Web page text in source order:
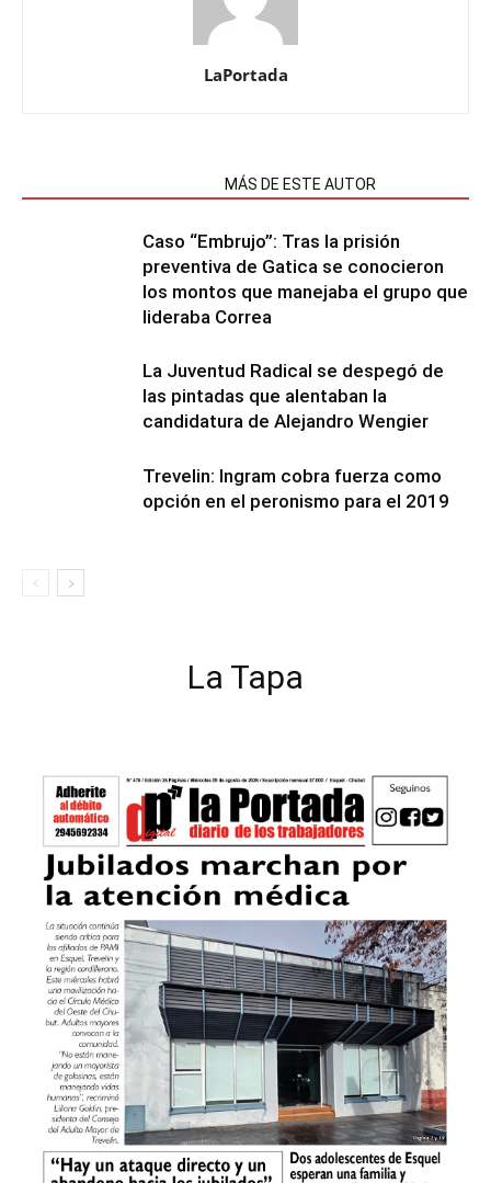
LaPortada
MÁS DE ESTE AUTOR
Caso “Embrujo”: Tras la prisión
preventiva de Gatica se conocieron
los montos que manejaba el grupo que
lideraba Correa
La Juventud Radical se despegó de
las pintadas que alentaban la
candidatura de Alejandro Wengier
Trevelin: Ingram cobra fuerza como
opción en el peronismo para el 2019
La Tapa